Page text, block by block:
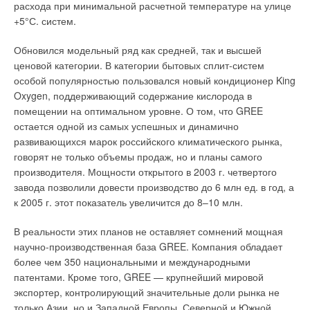
расхода при минимальной расчетной температуре на улице
+5°С. систем.
Обновился модельный ряд как средней, так и высшей
ценовой категории. В категории бытовых сплит-систем
особой популярностью пользовался новый кондиционер King
Oxygen, поддерживающий содержание кислорода в
помещении на оптимальном уровне. О том, что GREE
остается одной из самых успешных и динамично
развивающихся марок российского климатического рынка,
говорят не только объемы продаж, но и планы самого
производителя. Мощности открытого в 2003 г. четвертого
завода позволили довести производство до 6 млн ед. в год, а
к 2005 г. этот показатель увеличится до 8–10 млн.
В реальности этих планов не оставляет сомнений мощная
научно-производственная база GREE. Компания обладает
более чем 350 национальными и международными
патентами. Кроме того, GREE — крупнейший мировой
экспортер, контролирующий значительные доли рынка не
Часто их характеристики не удовлетворяют расчетным.
Более того, на стадии проектирования технические
они выбираются подрядчиком на более поздних этапах.
Приходится модифицировать проект системы с учетом
фактически установленных элементов, которые часто
отличаются от предусмотренных изначально.
В уже установленной системе компенсировать завышенные
характеристики и получить требуемые расходы позволит
только гидравлическая балансировка.
Системы распределения с постоянным расходом
рассчитывается трехходовой клапан для создания падения
давления как минимум равного проектному падению
давления на нагрузке С.
Это означает, что подходящий регулирующий клапан имеет
коэффициент управления как минимум 0,5. Если падение
Например: «У нас огромный холл высотой 12 м, такой
прибор нам не подойдет». В такой ситуации можно
обеспечив гарантированное поддержание необходимой
температуры.
— То же самое происходит с шумовыми
характеристиками.
— Конечно, ведь абсолютно все тестирования могут
происходить в различных условиях, например, микрофон
был расположен на метр ближе и т.д., но это уже
маркетинговые ходы для придания продукции лучшего
имиджа по сравнению с аналогами. Так и с тепловыми
15°С, кто-то при дельте 20°С, а некоторые — при
температуре 105°С.
Поэтому надо подходить очень взвешенно к той мощности
прибора, которую вам необходимо снять. Оптимальная
температура теплоносителя — 90–70°С, в этом пределе и
Уведомления отключены
Комментарии
В этой теме еще нет комментариев
Добавить комментарий
Ваш E-mail *